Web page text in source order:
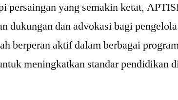
persaingan yang semakin ketat,
dukungan dan advokasi bagi
berperan aktif dalam berbagai
meningkatkan standar pendidikan